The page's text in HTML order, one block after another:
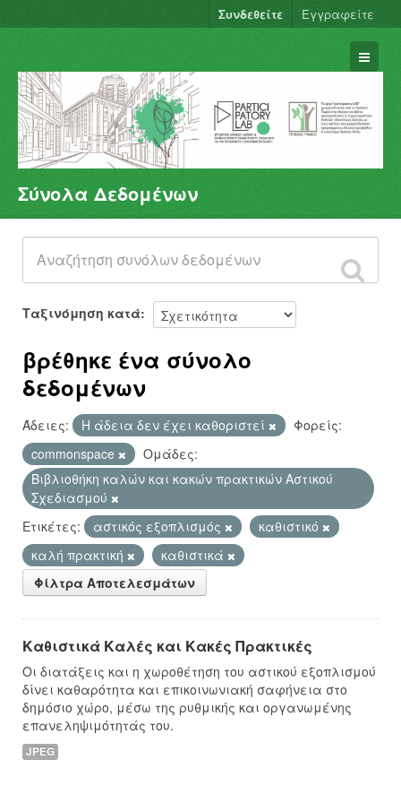
Συνδεθείτε Εγγραφείτε
Σύνολα Δεδομένων
Φορείς
Ομάδες
Σχετικά
Σύνολα Δεδομένων
Ταξινόμηση κατά
βρέθηκε ένα σύνολο
δεδομένων
Άδειες: Η άδεια δεν έχει καθοριστεί
Φορείς:
commonspace
Ομάδες:
Βιβλιοθήκη καλών και κακών πρακτικών Αστικού
Σχεδιασμού
Ετικέτες:
αστικός εξοπλισμός
καθιστικό
καλή πρακτική
καθιστικά
Φίλτρα Αποτελεσμάτων
Καθιστικά Καλές και Κακές Πρακτικές
Οι διατάξεις και η χωροθέτηση του αστικού εξοπλισμού
δίνει καθαρότητα και επικοινωνιακή σαφήνεια στο
δημόσιο χώρο, μέσω της ρυθμικής και οργανωμένης
επανεληψιμότητάς του.
JPEG